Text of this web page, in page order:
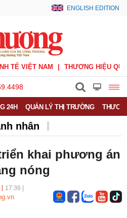
ENGLISH EDITION
TẾ VIỆT NAM THƯƠNG HIỆU
24H QUẢN LÝ THỊ TRƯỜNG
nhân
khai phương án
nóng
17:36